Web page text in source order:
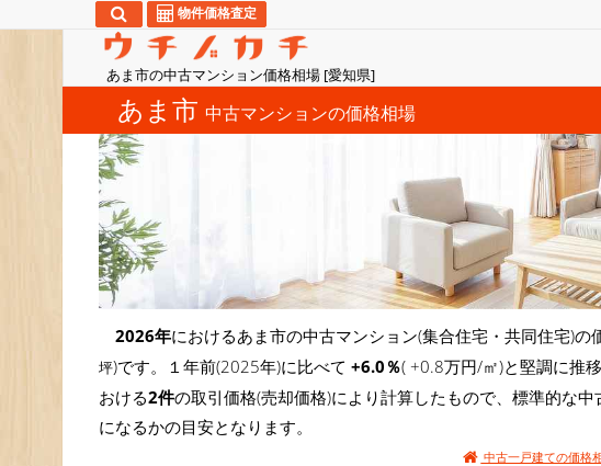
あま市の中古マンション価格相場 [愛知県]
物件価格査定
あま市 中古マンションの価格相場
2026年におけるあま市の中古マンション(集合住宅・共同住宅)の
坪)です。１年前(2025年)に比べて +6.0％( +0.8万円/㎡)と堅調に推
おける2件の取引価格(売却価格)により計算したもので、標準的な
になるかの目安となります。
中古一戸建ての価格